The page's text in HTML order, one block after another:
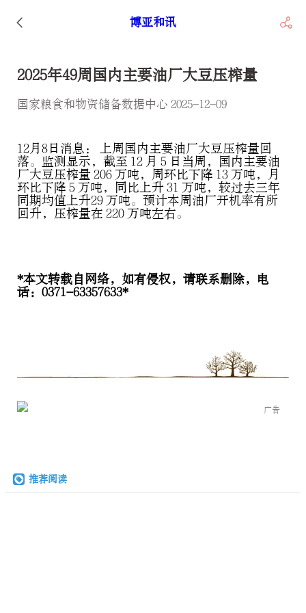
博亚和讯
2025年49周国内主要油厂大豆压榨量
国家粮食和物资储备数据中心 2025-12-09
12月8日消息： 上周国内主要油厂大豆压榨量回
落。监测显示，截至 12 月 5 日当周，国内主要油
厂大豆压榨量 206 万吨，周环比下降 13 万吨，月
环比下降 5 万吨，同比上升 31 万吨，较过去三年
同期均值上升29 万吨。预计本周油厂开机率有所
回升，压榨量在 220 万吨左右。
*本文转载自网络，如有侵权，请联系删除，电
话：0371-63357633*
广告
推荐阅读